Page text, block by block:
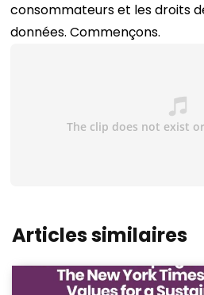
consommateurs et les droits
données.Commençons.
Articles similaires